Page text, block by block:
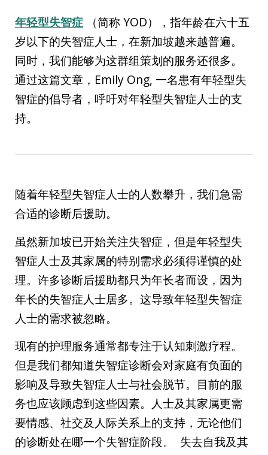
年轻型失智症 （简称 YOD），指年龄在六十五
岁以下的失智症人士，在新加坡越来越普遍。
同时，我们能够为这群组策划的服务还很多。
通过这篇文章，Emily Ong, 一名患有年轻型失
智症的倡导者，呼吁对年轻型失智症人士的支
持。
随着年轻型失智症人士的人数攀升，我们急需
合适的诊断后援助。
虽然新加坡已开始关注失智症，但是年轻型失
智症人士及其家属的特别需求必须得谨慎的处
理。许多诊断后援助都只为年长者而设，因为
年长的失智症人士居多。这导致年轻型失智症
人士的需求被忽略。
现有的护理服务通常都专注于认知刺激疗程。
但是我们都知道失智症诊断会对家庭有负面的
影响及导致失智症人士与社会脱节。目前的服
务也应该顾虑到这些因素。人士及其家属更需
要情感、社交及人际关系上的支持，无论他们
的诊断处在哪一个失智症阶段。 失去自我及其